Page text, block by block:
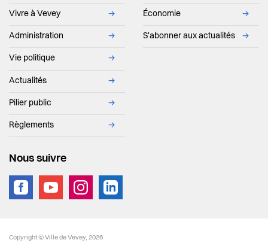
Vivre à Vevey →
Administration →
Vie politique →
Actualités →
Pilier public →
Règlements →
Économie →
S'abonner aux actualités →
Nous suivre
Copyright © Ville de Vevey, 2026